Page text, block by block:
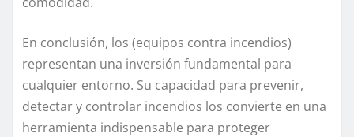
En conclusión, los (equipos contra incendios)
representan una inversión fundamental para
cualquier entorno. Su capacidad para prevenir,
detectar y controlar incendios los convierte en una
herramienta indispensable para proteger